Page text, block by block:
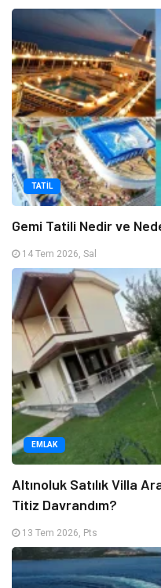
TATIL
Gemi Tatili Nedir ve
14 Tem 2026, Sal
EMLAK
Altınoluk Satılık Villa
Titiz Davrandım?
13 Tem 2026, Pts